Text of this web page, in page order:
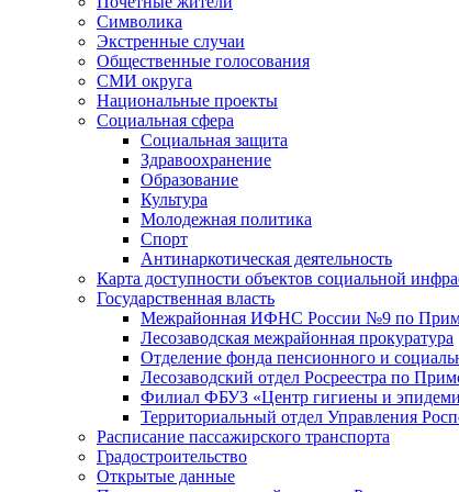
Символика
Экстренные случаи
Общественные голосования
СМИ округа
Национальные проекты
Социальная сфера
Социальная защита
Здравоохранение
Образование
Культура
Молодежная политика
Спорт
Антинаркотическая деятельность
Карта доступности объектов социальной
Государственная власть
Межрайонная ИФНС России №9 по
Лесозаводская межрайонная прокуратура
Отделение фонда пенсионного и
Лесозаводский отдел Росреестра по
Филиал ФБУЗ «Центр гигиены и
Территориальный отдел Управления
Расписание пассажирского транспорта
Градостроительство
Открытые данные